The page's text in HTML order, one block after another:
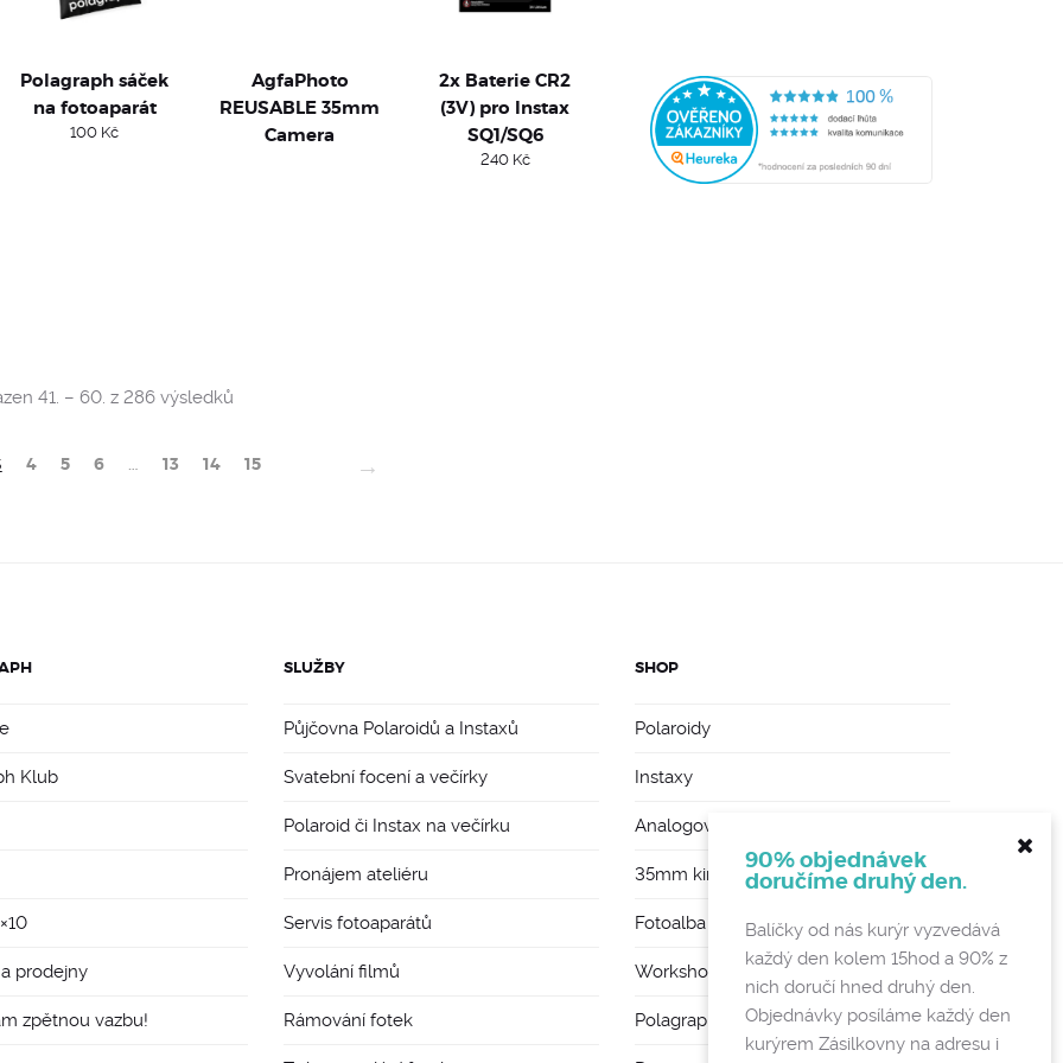
Polagraph sáček
na fotoaparát
100 Kč
AgfaPhoto
REUSABLE 35mm
Camera
2x Baterie CR2
(3V) pro Instax
SQ1/SQ6
240 Kč
41. – 60. z 286 výsledkůSorted
popularity
4 5 6 … 13 14 15 →
Klub
prodejny
zpětnou vazbu!
SLUŽBY
Půjčovna Polaroidů a Instaxů
Svatební focení a večírky
Polaroid či Instax na večírku
Pronájem ateliéru
Servis fotoaparátů
Vyvolání filmů
Rámování fotek
SHOP
Polaroidy
Instaxy
Analogové foťáky
35mm kinofilmy
Fotoalba a rámy
Workshopy
Polagraph Mates
90% objednávek
doručíme druhý den.
Balíčky od nás kurýr vyzvedává
každý den kolem 15hod a 90% z
nich doručí hned druhý den.
Objednávky posíláme každý den
kurýrem Zásilkovny na adresu i